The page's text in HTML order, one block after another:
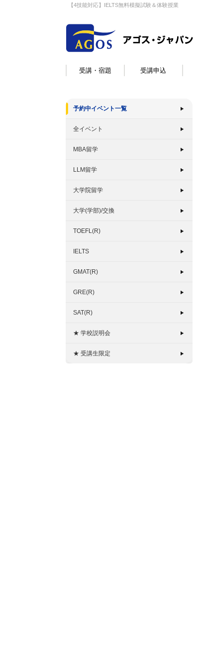
【4技能対応】IELTS無料模擬試験＆体験授業
受講・宿題 受講申込
予約中イベント一覧
全イベント
MBA留学
LLM留学
大学院留学
大学(学部)/交換
TOEFL(R)
IELTS
GMAT(R)
GRE(R)
SAT(R)
★ 学校説明会
★ 受講生限定